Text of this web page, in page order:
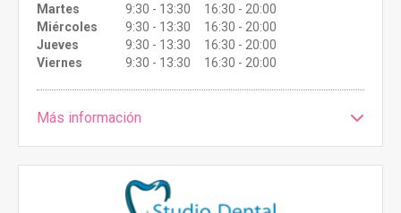
Martes
9:30 - 13:30 16:30 - 20:00
Miércoles
9:30 - 13:30 16:30 - 20:00
Jueves
9:30 - 13:30 16:30 - 20:00
Viernes
9:30 - 13:30 16:30 - 20:00
Más información